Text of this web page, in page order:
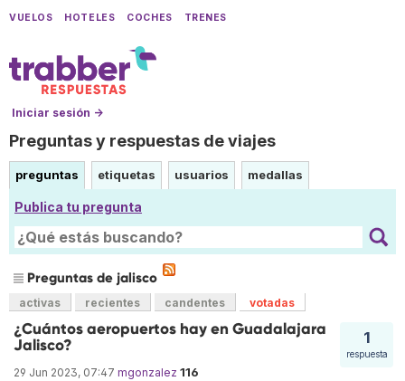
VUELOS HOTELES COCHES TRENES
Iniciar sesión →
Preguntas y respuestas de viajes
preguntas etiquetas usuarios medallas
Publica tu pregunta
Preguntas de jalisco
activas recientes candentes votadas
1
respuesta
¿Cuántos aeropuertos hay en Guadalajara
Jalisco?
29 Jun 2023, 07:47 mgonzalez 116